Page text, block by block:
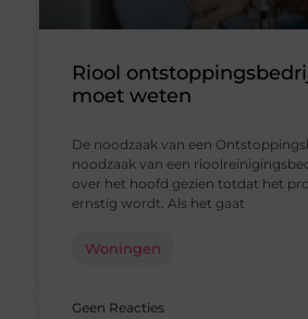
Riool
moet weten
De noodzaak van een
noodzaak van een
over het hoofd gezien totdat het
ernstig wordt. Als het gaat
Woningen
Geen Reacties